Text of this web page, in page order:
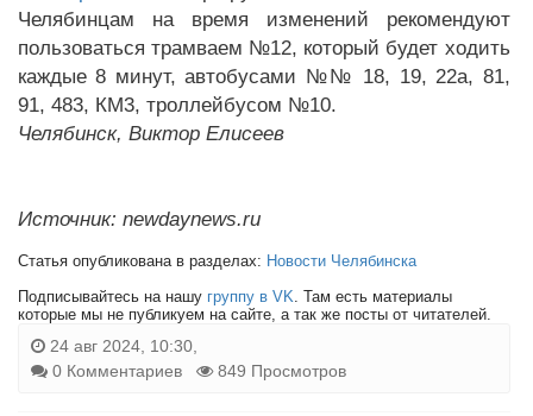
Челябинцам на время изменений рекомендуют
пользоваться трамваем №12, который будет ходить
каждые 8 минут, автобусами №№ 18, 19, 22а, 81,
91, 483, КМ3, троллейбусом №10.
Челябинск, Виктор Елисеев
Источник: newdaynews.ru
Статья опубликована в разделах: Новости Челябинска
Подписывайтесь на нашу группу в VK . Там есть материалы
которые мы не публикуем на сайте, а так же посты от читателей.
24 авг 2024, 10:30,
0 Комментариев
849 Просмотров